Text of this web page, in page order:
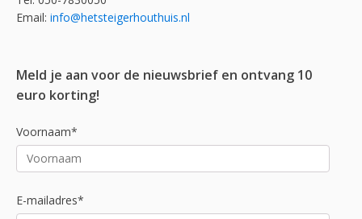
Email: info@hetsteigerhouthuis.nl
Meld je aan voor de nieuwsbrief en ontvang 10
euro korting!
Voornaam*
E-mailadres*